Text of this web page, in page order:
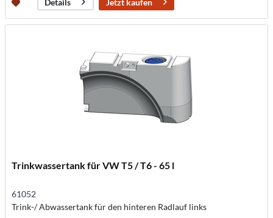
Trinkwassertank für VW T5 / T6 - 65 l
61052
Trink-/ Abwassertank für den hinteren Radlauf links